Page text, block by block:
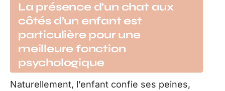
La présence d’un chat aux
côtés d’un enfant est
particulière pour une
meilleure fonction
psychologique
Naturellement, l’enfant confie ses peines,